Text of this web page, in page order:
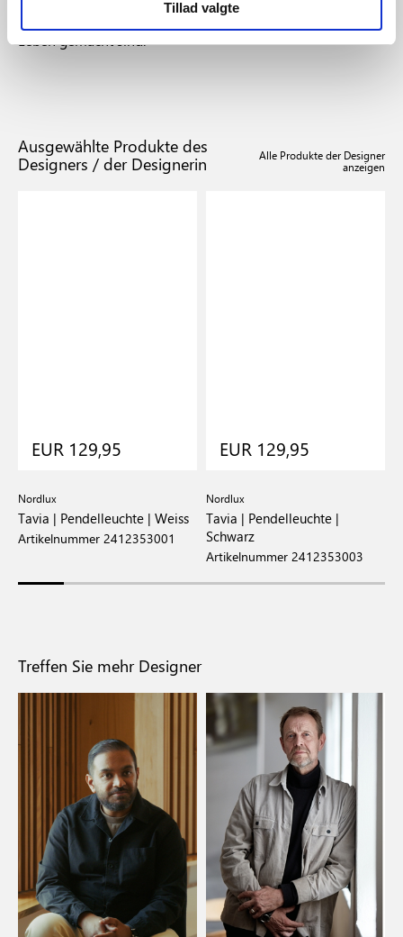
Tillad valgte
natürlich anfühlen, funktional sind und für das moderne
Leben gemacht sind.
Ausgewählte Produkte des
Designers / der Designerin
Alle Produkte der Designer
anzeigen
EUR 129,95
Nordlux
Tavia | Pendelleuchte | Weiss
Artikelnummer 2412353001
EUR 129,95
Nordlux
Tavia | Pendelleuchte |
Schwarz
Artikelnummer 2412353003
Treffen Sie mehr Designer